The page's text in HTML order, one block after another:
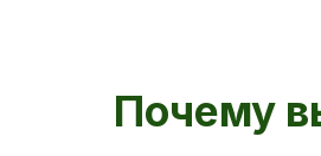
Почему